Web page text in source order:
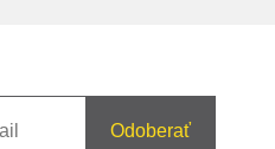
Odoberať